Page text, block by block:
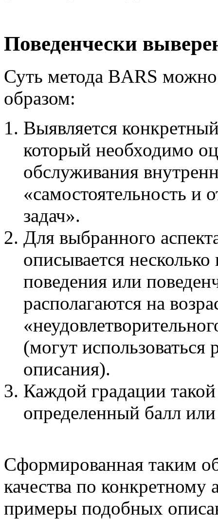
Поведенчески
Суть метода BARS
образом:
Выявляется
который необходимо
обслуживания
«самостоятельность и
задач».
Для выбранного
описывается
поведения или
располагаются на
(могут использоваться
описания).
Каждой градации
определенный балл
Сформированная таким
качества по
примеры подобных